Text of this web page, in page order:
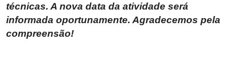
técnicas. A nova data da atividade será
informada oportunamente. Agradecemos pela
compreensão!